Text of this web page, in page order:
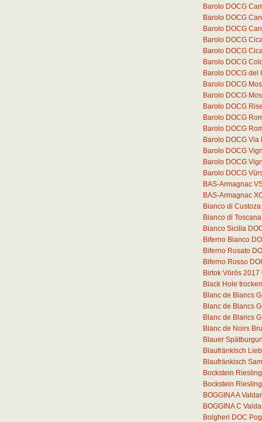
Barolo DOCG
Barolo DOCG
Barolo DOCG
Barolo DOCG
Barolo DOCG
Barolo DOCG
Barolo DOCG
Barolo DOCG
Barolo DOCG
Barolo DOCG
Barolo DOCG
Barolo DOCG
Barolo DOCG Via
Barolo DOCG
Barolo DOCG
Barolo DOCG
BAS-Armagnac
BAS-Armagnac
Bianco di
Bianco di
Bianco Sicilia
Biferno Bianco
Biferno Rosato
Biferno Rosso
Birtok Vörös 2017
Black Hole
Blanc de Blancs
Blanc de Blancs
Blanc de Blancs
Blanc de Noirs
Blauer
Blaufränkisch
Blaufränkisch
Bockstein
Bockstein
BOGGINA A
BOGGINA C
Bolgheri DOC